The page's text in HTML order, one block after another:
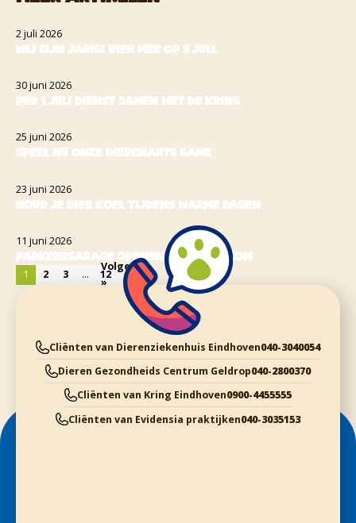
2 juli 2026
Wij zijn jarig! Vier mee op 9 juli.
30 juni 2026
Per 1 juli dienst samen met de Kring
25 juni 2026
Speel nu onze dierenarts game
23 juni 2026
Houd je dier koel tijdens warme dagen
11 juni 2026
Parkeergarage openen met intercom
1
2 3 … 12
Volgende
»
Cliënten van Dierenziekenhuis Eindhoven040-3040054
Dieren Gezondheids Centrum Geldrop040-2800370
Cliënten van Kring Eindhoven0900-4455555
Cliënten van Evidensia praktijken040-3035153